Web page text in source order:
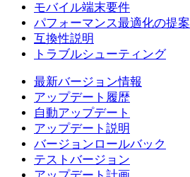
モバイル端末要件
パフォーマンス最適化の提案
互換性説明
トラブルシューティング
最新バージョン情報
アップデート履歴
自動アップデート
アップデート説明
バージョンロールバック
テストバージョン